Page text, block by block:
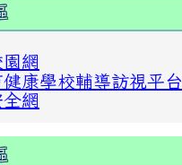
網
康學校輔導訪視平台
網